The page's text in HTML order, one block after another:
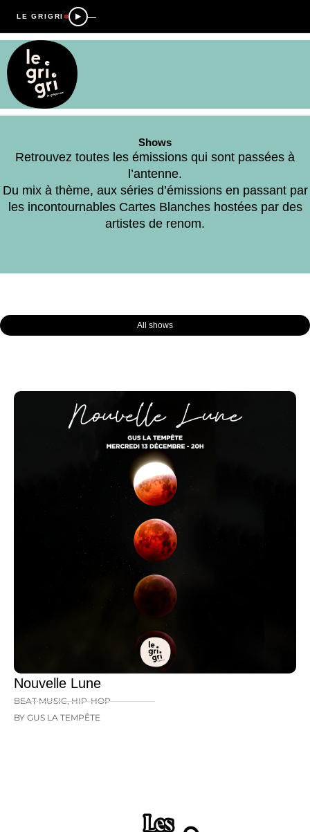
LE GRIGRI —
Shows
Retrouvez toutes les émissions qui sont passées à
l’antenne.
Du mix à thème, aux séries d’émissions en passant par
les incontournables Cartes Blanches hostées par des
artistes de renom.
All shows
Nouvelle Lune
BEAT MUSIC,HIP-HOP
BY GUS LA TEMPÊTE
PagePagePagePage Page